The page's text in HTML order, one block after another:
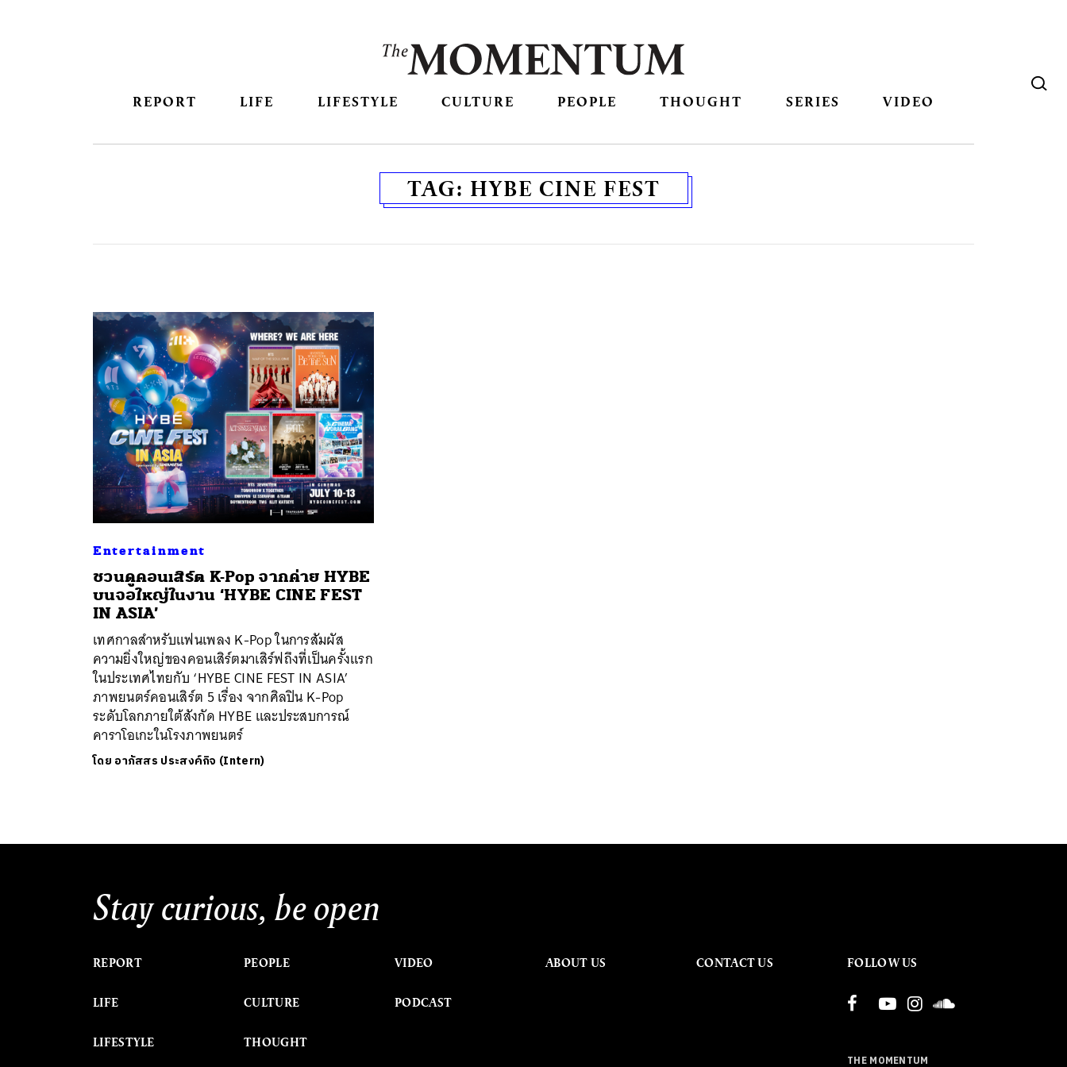
REPORT LIFE LIFESTYLE CULTURE PEOPLE THOUGHT SERIES VIDEO
TAG: HYBE CINE FEST
Entertainment
ชวนดูคอนเสิร์ต K-Pop จากค่าย HYBE
บนจอใหญ่ในงาน ‘HYBE CINE FEST
IN ASIA’
เทศกาลสำหรับแฟนเพลง K-Pop ในการสัมผัส
ความยิ่งใหญ่ของคอนเสิร์ตมาเสิร์ฟถึงที่เป็นครั้งแรก
ในประเทศไทยกับ ‘HYBE CINE FEST IN ASIA’
ภาพยนตร์คอนเสิร์ต 5 เรื่อง จากศิลปิน K-Pop
ระดับโลกภายใต้สังกัด HYBE และประสบการณ์
คาราโอเกะในโรงภาพยนตร์
โดย อาภัสสร ประสงค์กิจ (Intern)
Stay curious, be open
REPORT
LIFE
LIFESTYLE
PEOPLE
CULTURE
THOUGHT
VIDEO
PODCAST
ABOUT US CONTACT US FOLLOW US
THE MOMENTUM